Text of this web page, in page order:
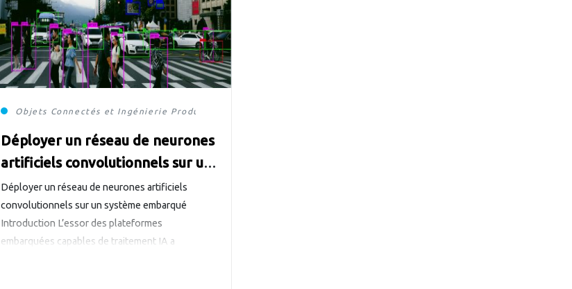
Objets Connectés et Ingénierie Produits
Déployer un réseau de neurones
artificiels convolutionnels sur un
système embarqué
Déployer un réseau de neurones artificiels
convolutionnels sur un système embarqué
Introduction L’essor des plateformes
embarquées capables de traitement IA a